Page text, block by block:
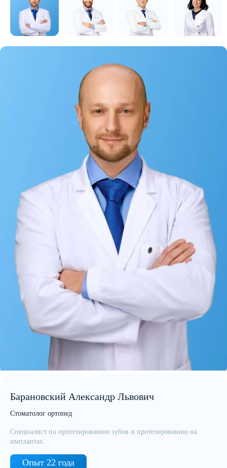
Барановский Александр Львович
Стоматолог ортопед
Специалист по протезированию зубов и протезированию на
имплантах.
Опыт 22 года